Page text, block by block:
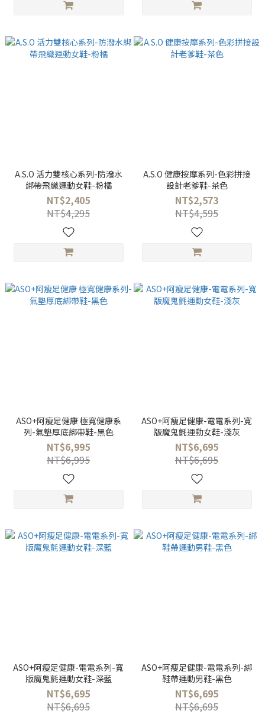
A.S.O 活力雙核心系列-防潑水
綁帶飛織運動女鞋-粉橘
NT$2,405
NT$4,295
A.S.O 健康按摩系列-色彩拼接
設計老爹鞋-茶色
NT$2,573
NT$4,595
ASO+阿瘦足健康 極寬健康系
列-氣墊厚底綁帶鞋-黑色
NT$6,995
NT$6,995
ASO+阿瘦足健康-電電系列-寬
版魔鬼氈運動女鞋-淺灰
NT$6,695
NT$6,695
ASO+阿瘦足健康-電電系列-寬
版魔鬼氈運動女鞋-深藍
NT$6,695
NT$6,695
ASO+阿瘦足健康-電電系列-綁
鞋帶運動男鞋-黑色
NT$6,695
NT$6,695